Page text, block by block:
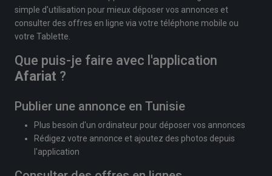
simple d'utilisation pour mieux déposer vos annonces et
consulter des offres en ligne via votre téléphone mobile ou
votre Tablette.
Que puis-je faire avec l'application
Afariat ?
Publier une annonce en Tunisie
Plus besoin d'un ordinateur pour déposer vos annonces
Rédigez votre annonce et ajoutez des photos depuis
l'application